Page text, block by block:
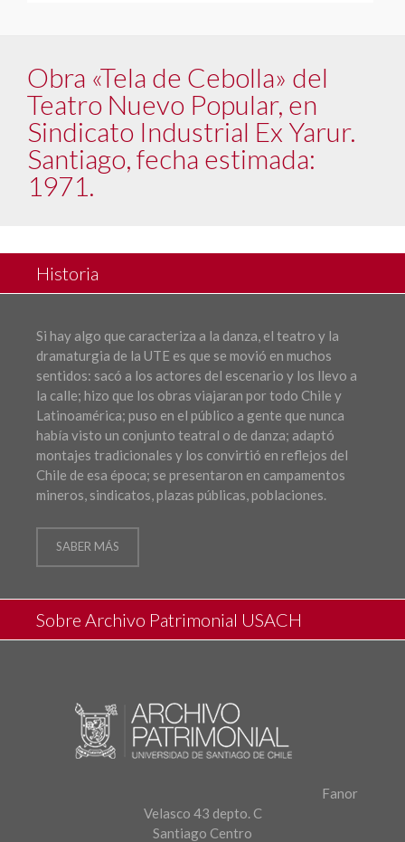
Obra «Tela de Cebolla» del
Teatro Nuevo Popular, en
Sindicato Industrial Ex Yarur.
Santiago, fecha estimada:
1971.
Historia
Si hay algo que caracteriza a la danza, el teatro y la
dramaturgia de la UTE es que se movió en muchos
sentidos: sacó a los actores del escenario y los llevo a
la calle; hizo que los obras viajaran por todo Chile y
Latinoamérica; puso en el público a gente que nunca
había visto un conjunto teatral o de danza; adaptó
montajes tradicionales y los convirtió en reflejos del
Chile de esa época; se presentaron en campamentos
mineros, sindicatos, plazas públicas, poblaciones.
SABER MÁS
Sobre Archivo Patrimonial USACH
Fanor
Velasco 43 depto. C
Santiago Centro